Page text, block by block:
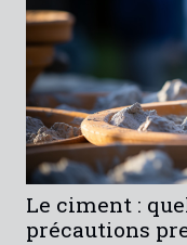
Le ciment :
précautions